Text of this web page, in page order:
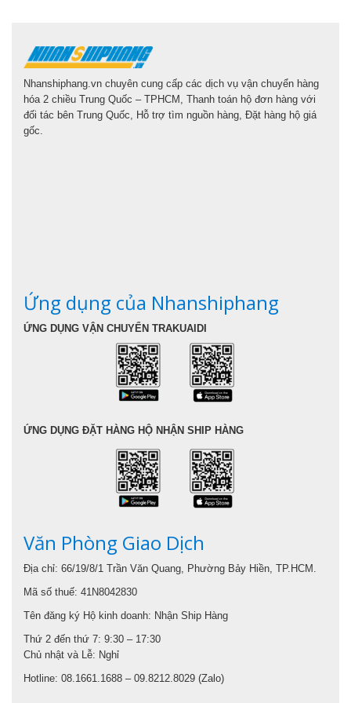
Nhanshiphang.vn chuyên cung cấp các dịch vụ vận chuyển hàng
hóa 2 chiều Trung Quốc – TPHCM, Thanh toán hộ đơn hàng với
đối tác bên Trung Quốc, Hỗ trợ tìm nguồn hàng, Đặt hàng hộ giá
gốc.
Ứng dụng của Nhanshiphang
ỨNG DỤNG VẬN CHUYỂN TRAKUAIDI
ỨNG DỤNG ĐẶT HÀNG HỘ NHẬN SHIP HÀNG
Văn Phòng Giao Dịch
Địa chỉ: 66/19/8/1 Trần Văn Quang, Phường Bảy Hiền, TP.HCM.
Mã số thuế: 41N8042830
Tên đăng ký Hộ kinh doanh: Nhận Ship Hàng
Thứ 2 đến thứ 7: 9:30 – 17:30
Chủ nhật và Lễ: Nghỉ
Hotline: 08.1661.1688 – 09.8212.8029 (Zalo)